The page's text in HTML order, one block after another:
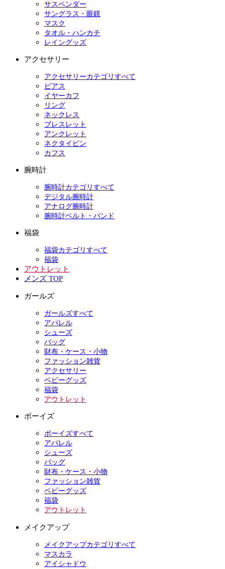
サスペンダー
サングラス・眼鏡
マスク
タオル・ハンカチ
レイングッズ
アクセサリー
アクセサリーカテゴリすべて
ピアス
イヤーカフ
リング
ネックレス
ブレスレット
アンクレット
ネクタイピン
カフス
腕時計
腕時計カテゴリすべて
デジタル腕時計
アナログ腕時計
腕時計ベルト・バンド
福袋
福袋カテゴリすべて
福袋
アウトレット
メンズ TOP
ガールズ
ガールズすべて
アパレル
シューズ
バッグ
財布・ケース・小物
ファッション雑貨
アクセサリー
ベビーグッズ
福袋
アウトレット
ボーイズ
ボーイズすべて
アパレル
シューズ
バッグ
財布・ケース・小物
ファッション雑貨
ベビーグッズ
福袋
アウトレット
メイクアップ
メイクアップカテゴリすべて
マスカラ
アイシャドウ